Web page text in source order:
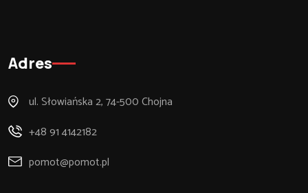
Adres
ul. Słowiańska 2, 74-500 Chojna
+48 91 4142182
pomot@pomot.pl